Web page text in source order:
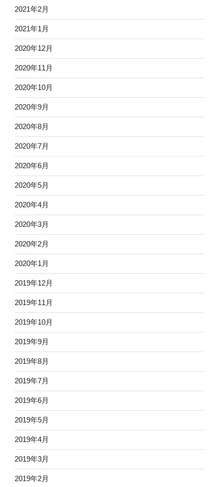
2021年2月
2021年1月
2020年12月
2020年11月
2020年10月
2020年9月
2020年8月
2020年7月
2020年6月
2020年5月
2020年4月
2020年3月
2020年2月
2020年1月
2019年12月
2019年11月
2019年10月
2019年9月
2019年8月
2019年7月
2019年6月
2019年5月
2019年4月
2019年3月
2019年2月